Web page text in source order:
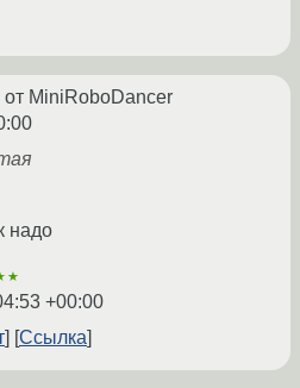
от MiniRoboDancer
надо
+00:00
Ссылка